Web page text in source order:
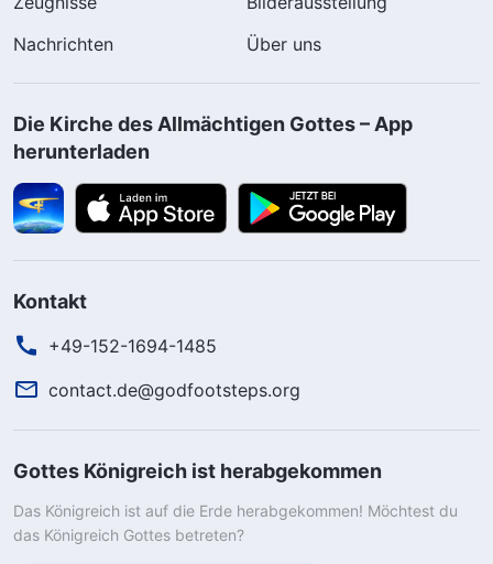
Nachrichten
Über uns
Die Kirche des Allmächtigen Gottes – App
herunterladen
Kontakt
+49-152-1694-1485
contact.de@godfootsteps.org
Gottes Königreich ist herabgekommen
Das Königreich ist auf die Erde herabgekommen! Möchtest du
das Königreich Gottes betreten?